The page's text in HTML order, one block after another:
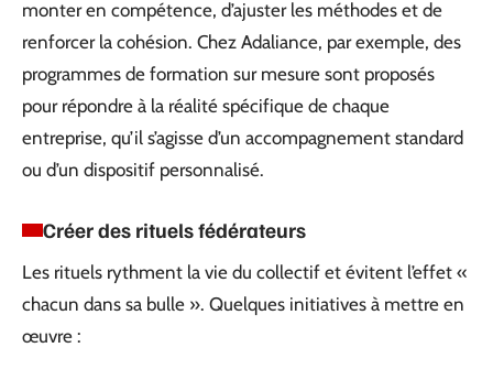
monter en compétence, d’ajuster les méthodes et de
renforcer la cohésion. Chez Adaliance, par exemple, des
programmes de formation sur mesure sont proposés
pour répondre à la réalité spécifique de chaque
entreprise, qu’il s’agisse d’un accompagnement standard
ou d’un dispositif personnalisé.
Créer des rituels fédérateurs
Les rituels rythment la vie du collectif et évitent l’effet «
chacun dans sa bulle ». Quelques initiatives à mettre en
œuvre :